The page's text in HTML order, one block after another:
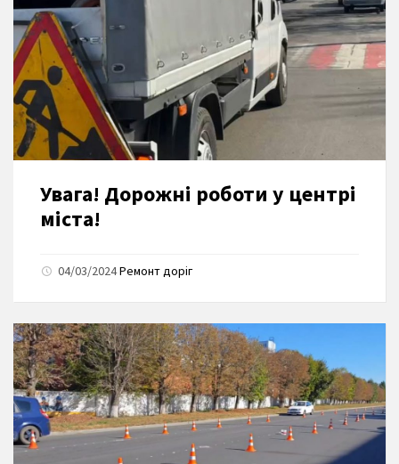
Увага! Дорожні роботи у центрі
міста!
04/03/2024Ремонт доріг